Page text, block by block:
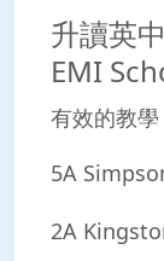
升讀英
EMI
有效的教學
5A
2A